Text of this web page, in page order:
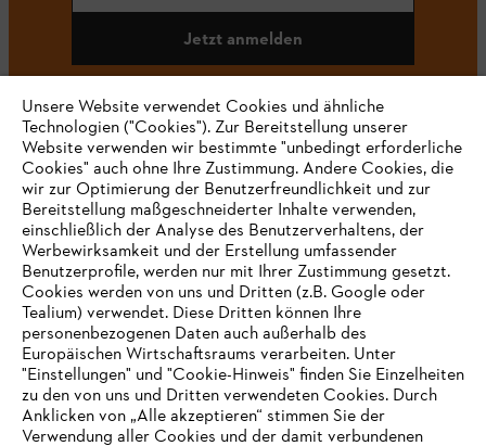
Jetzt anmelden
#STIHL
Unternehmen
Häufig gestellte Fragen
Unsere Website verwendet Cookies und ähnliche
Technologien ("Cookies"). Zur Bereitstellung unserer
Website verwenden wir bestimmte "unbedingt erforderliche
Cookies" auch ohne Ihre Zustimmung. Andere Cookies, die
wir zur Optimierung der Benutzerfreundlichkeit und zur
Bereitstellung maßgeschneiderter Inhalte verwenden,
einschließlich der Analyse des Benutzerverhaltens, der
Werbewirksamkeit und der Erstellung umfassender
Benutzerprofile, werden nur mit Ihrer Zustimmung gesetzt.
Cookies werden von uns und Dritten (z.B. Google oder
Tealium) verwendet. Diese Dritten können Ihre
personenbezogenen Daten auch außerhalb des
Europäischen Wirtschaftsraums verarbeiten. Unter
"Einstellungen" und "Cookie-Hinweis" finden Sie Einzelheiten
zu den von uns und Dritten verwendeten Cookies. Durch
Anklicken von „Alle akzeptieren“ stimmen Sie der
Verwendung aller Cookies und der damit verbundenen